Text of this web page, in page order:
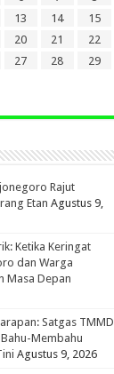
13 14
15
20 21
22
27 28
29
Rajut
Etan Agustus 9,
Ketika Keringat
dan Warga
Masa Depan
Satgas TMMD
Membahu
Agustus 9, 2026